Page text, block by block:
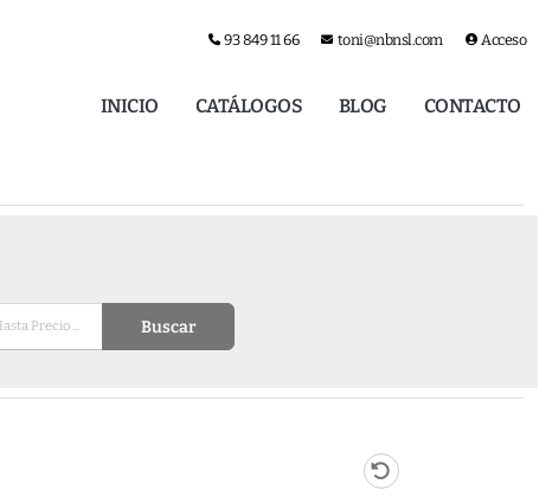
93 849 11 66 toni@nbnsl.com Acceso
INICIO CATÁLOGOS BLOG CONTACTO
Buscar